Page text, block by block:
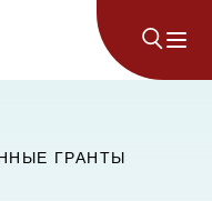
ГРАНТЫ